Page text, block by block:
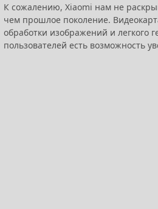
К сожалению, Xiaomi нам не
чем прошлое поколение.
обработки изображений и легкого
пользователей есть возможность